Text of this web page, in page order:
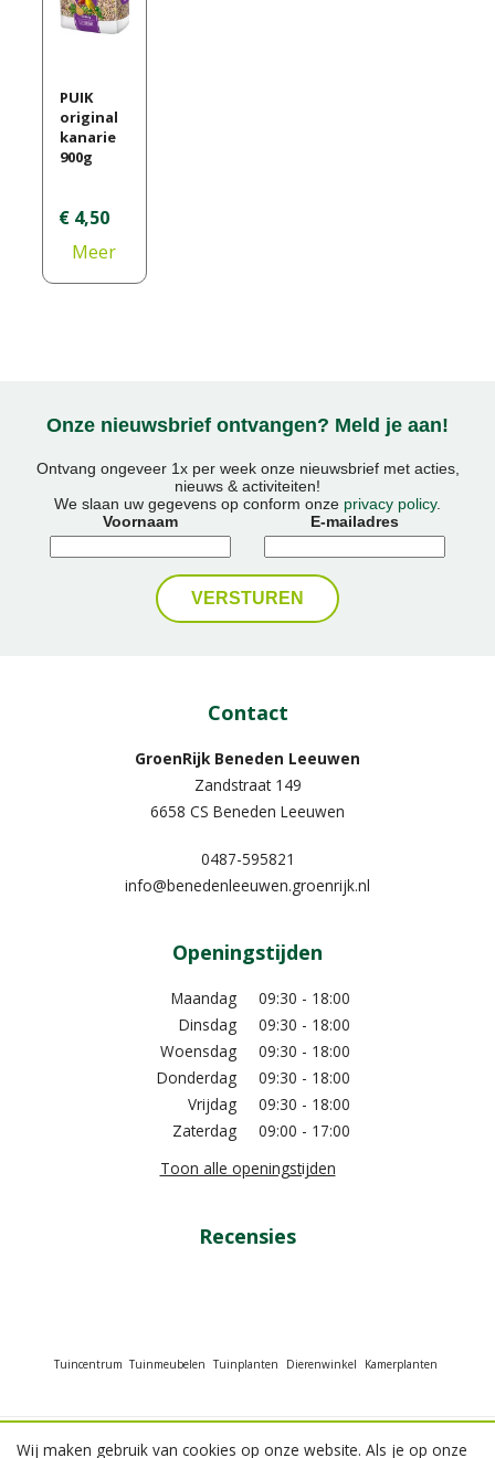
PUIK
original
kanarie
900g
€ 4,50
Meer
informa
Onze nieuwsbrief ontvangen? Meld je aan!
Ontvang ongeveer 1x per week onze nieuwsbrief met acties,
nieuws & activiteiten!
We slaan uw gegevens op conform onze privacy policy.
Voornaam
E-mailadres
Contact
GroenRijk Beneden Leeuwen​
Zandstraat 149
6658 CS Beneden Leeuwen
0487-595821
info@benedenleeuwen.groenrijk.nl
Openingstijden
Maandag
09:30 - 18:00
Dinsdag
09:30 - 18:00
Woensdag
09:30 - 18:00
Donderdag
09:30 - 18:00
Vrijdag
09:30 - 18:00
Zaterdag
09:00 - 17:00
Toon alle openingstijden
Recensies
Tuincentrum Tuinmeubelen Tuinplanten Dierenwinkel Kamerplanten
© GroenRijk Beneden Leeuwen
Wij maken gebruik van cookies op onze website. Als je op onze